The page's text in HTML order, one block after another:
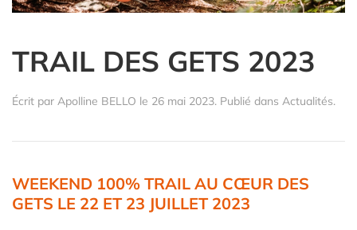
TRAIL DES GETS 2023
Écrit par Apolline BELLO le 26 mai 2023. Publié dans Actualités.
WEEKEND 100% TRAIL AU CŒUR DES
GETS LE 22 ET 23 JUILLET 2023